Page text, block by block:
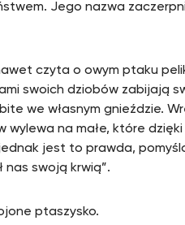
Jego nazwa
czyta o owym ptaku
swoich dziobów zabijają
we własnym gnieździe.
wylewa na małe, które
jest to prawda,
swoją krwią”.
ptaszysko.